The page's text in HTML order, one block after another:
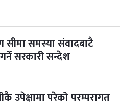
२ महिना बाँकी
समस्या संवादबाटै
सरकारी सन्देश
उपेक्षामा परेको परम्परागत